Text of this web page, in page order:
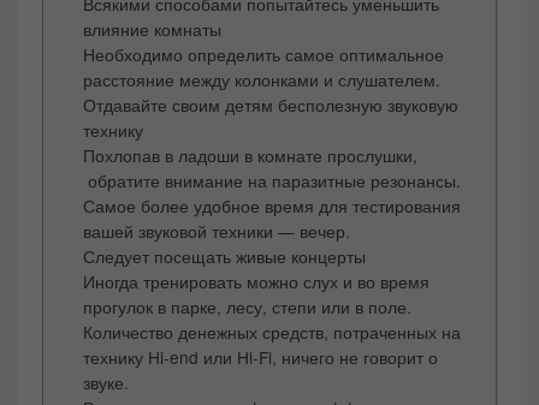
влияние комнаты
Необходимо определить самое оптимальное
расстояние между колонками и слушателем.
Отдавайте своим детям бесполезную звуковую
технику
Похлопав в ладоши в комнате прослушки,
обратите внимание на паразитные резонансы.
Самое более удобное время для тестирования
вашей звуковой техники — вечер.
Следует посещать живые концерты
Иногда тренировать можно слух и во время
прогулок в парке, лесу, степи или в поле.
Количество денежных средств, потраченных на
технику Hi-end или Hi-Fi, ничего не говорит о
звуке.